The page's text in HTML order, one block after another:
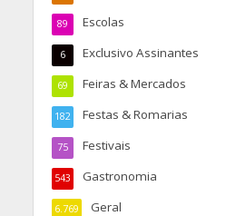
Escolas
89
Exclusivo Assinantes
6
Feiras & Mercados
69
Festas & Romarias
182
Festivais
75
Gastronomia
543
Geral
6.769